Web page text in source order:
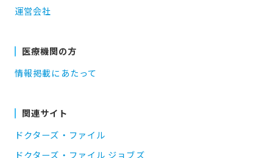
運営会社
医療機関の方
情報掲載にあたって
関連サイト
ドクターズ・ファイル
ドクターズ・ファイル ジョブズ